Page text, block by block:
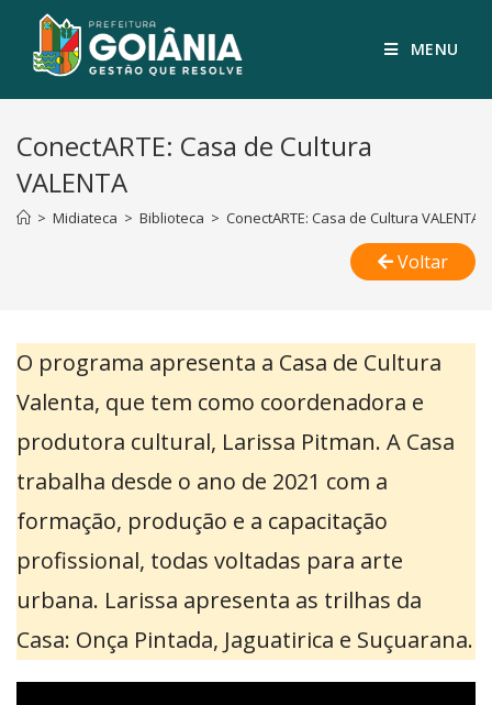
MENU
ConectARTE: Casa de Cultura
VALENTA
> Midiateca > Biblioteca > ConectARTE: Casa de Cultura VALENTA
Voltar
O programa apresenta a Casa de Cultura
Valenta, que tem como coordenadora e
produtora cultural, Larissa Pitman. A Casa
trabalha desde o ano de 2021 com a
formação, produção e a capacitação
profissional, todas voltadas para arte
urbana. Larissa apresenta as trilhas da
Casa: Onça Pintada, Jaguatirica e Suçuarana.